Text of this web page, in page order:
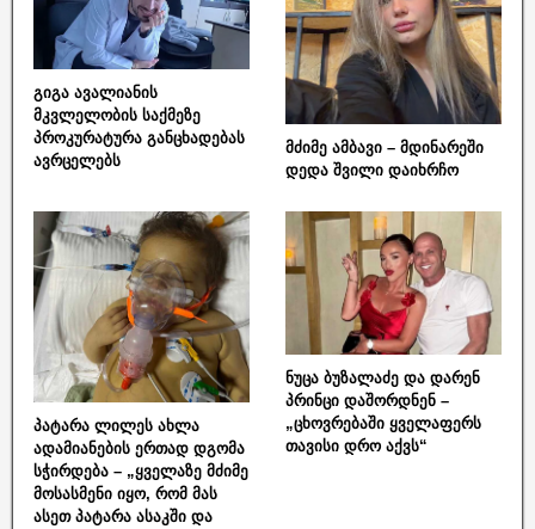
გიგა ავალიანის
მკვლელობის საქმეზე
პროკურატურა განცხადებას
ავრცელებს
მძიმე ამბავი – მდინარეში
დედა შვილი დაიხრჩო
პატარა ლილეს ახლა
ადამიანების ერთად დგომა
სჭირდება – „ყველაზე მძიმე
მოსასმენი იყო, რომ მას
ასეთ პატარა ასაკში და
ნუცა ბუზალაძე და დარენ
პრინცი დაშორდნენ –
„ცხოვრებაში ყველაფერს
თავისი დრო აქვს“